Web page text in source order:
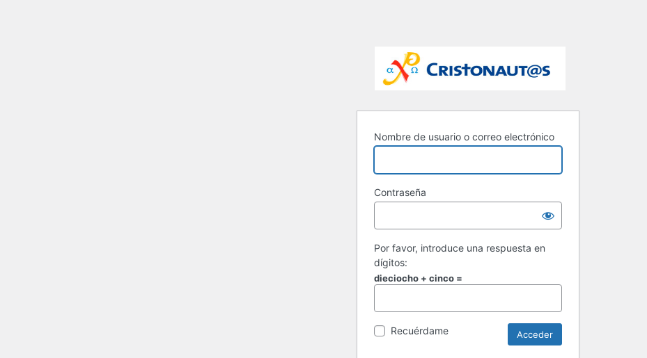
Nombre de usuario o correo electrónico
Contraseña
Por favor, introduce una respuesta en
dígitos:
dieciocho + cinco =
Recuérdame